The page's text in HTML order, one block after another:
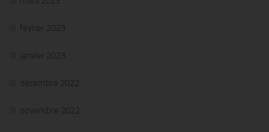
février 2023
janvier 2023
décembre 2022
novembre 2022